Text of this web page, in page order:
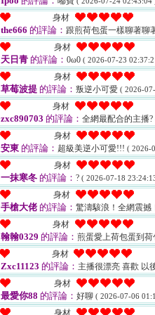
身材
the666 的評論： 跟煎荷包蛋一樣聊著聊
身材
天日青 的評論： 0ω0 ( 2026-07-23
身材
草莓波提 的評論： 叛逆小可愛 ( 2026-
身材
zxc890703 的評論： 全網最配合的主播?
身材
安東 的評論： 超級美逆小可愛!!! ( 2026-
身材
一抹寒冬 的評論： ? ( 2026-07-18
身材
手槍大佬 的評論： 驚濤駭浪！全網震撼
身材
翰翰0329 的評論： 煎蛋愛上荷包蛋到
身材
Zxc11123 的評論： 主播很漂亮 喜歡 以
身材
最愛你88 的評論： 好聊 ( 2026-07-06
身材